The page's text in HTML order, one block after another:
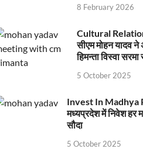
वेबिनार को संबोधित करेंगे
8 February 2026
Cultural
सीएम मोहन यादव
हिमन्ता विस्वा
5 October 2025
Invest In Madhya
मध्यप्रदेश में निवेश हर
सौदा
5 October 2025